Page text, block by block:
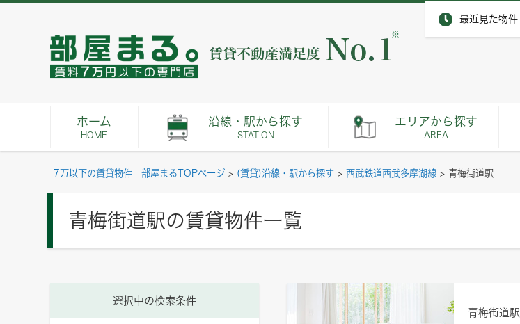
最近見た物件
※
ホーム
HOME
沿線・駅から探す
STATION
エリアから探す
AREA
7万以下の賃貸物件 部屋まるTOPページ > (賃貸)沿線・駅から探す > 西武鉄道西武多摩湖線 > 青梅街道駅
青梅街道駅の賃貸物件一覧
青梅街道駅
選択中の検索条件